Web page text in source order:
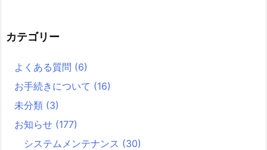
カテゴリー
よくある質問 (6)
お手続きについて (16)
未分類 (3)
お知らせ (177)
システムメンテナンス (30)